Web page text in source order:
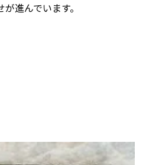
進んでいます。